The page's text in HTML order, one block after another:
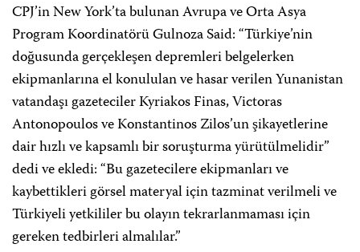
CPJ’in New York’ta bulunan Avrupa ve Orta Asya
Program Koordinatörü Gulnoza Said: “Türkiye’nin
doğusunda gerçekleşen depremleri belgelerken
ekipmanlarına el konululan ve hasar verilen Yunanistan
vatandaşı gazeteciler Kyriakos Finas, Victoras
Antonopoulos ve Konstantinos Zilos’un şikayetlerine
dair hızlı ve kapsamlı bir soruşturma yürütülmelidir”
dedi ve ekledi: “Bu gazetecilere ekipmanları ve
kaybettikleri görsel materyal için tazminat verilmeli ve
Türkiyeli yetkililer bu olayın tekrarlanmaması için
gereken tedbirleri almalılar.”